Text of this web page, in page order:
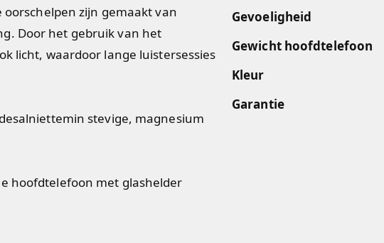
zijn gemaakt van
Door het gebruik van het
licht, waardoor lange luistersessies
stevige, magnesium
hoofdtelefoon met glashelder
Gevoeligheid
Gewicht hoofdtelefoon
Kleur
Garantie